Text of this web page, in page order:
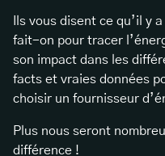
Ils vous disent ce qu’il y
fait-on pour tracer
son impact dans les
facts et vraies données
choisir un fournisseur
Plus nous seront
différence !